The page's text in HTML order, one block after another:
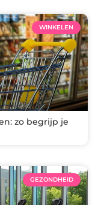
WINKELEN
zo begrijp je
GEZONDHEID